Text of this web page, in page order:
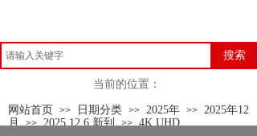
搜索
当前的位置：
网站首页 >> 日期分类 >> 2025年 >> 2025年12
月 >> 2025.12.6 新到 >> 4K UHD